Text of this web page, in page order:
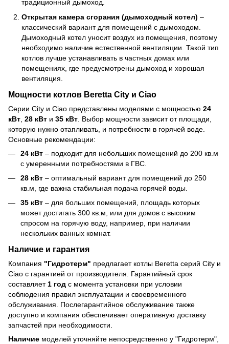
традиционный дымоход.
Открытая камера сгорания (дымоходный котел) –
классический вариант для помещений с дымоходом.
Дымоходный котел уносит воздух из помещения, поэтому
необходимо наличие естественной вентиляции. Такой тип
котлов лучше устанавливать в частных домах или
помещениях, где предусмотрены дымоход и хорошая
вентиляция.
Мощности котлов Beretta City и Ciao
Серии City и Ciao представлены моделями с мощностью 24
кВт 28 кВт и 35 кВт . Выбор мощности зависит от площади,
которую нужно отапливать, и потребности в горячей воде.
Основные рекомендации:
24 кВт – подходит для небольших помещений до 200 кв.м
с умеренными потребностями в ГВС.
28 кВт – оптимальный вариант для помещений до 250
кв.м, где важна стабильная подача горячей воды.
35 кВт – для больших помещений, площадь которых
может достигать 300 кв.м, или для домов с высоким
спросом на горячую воду, например, при наличии
нескольких ванных комнат.
Наличие и гарантия
Компания "Гидротерм" предлагает котлы Beretta серий City и
Ciao с гарантией от производителя. Гарантийный срок
составляет 1 год с момента установки при условии
соблюдения правил эксплуатации и своевременного
обслуживания. Послегарантийное обслуживание также
доступно и компания обеспечивает оперативную доставку
запчастей при необходимости.
Наличие моделей уточняйте непосредственно у "Гидротерм",